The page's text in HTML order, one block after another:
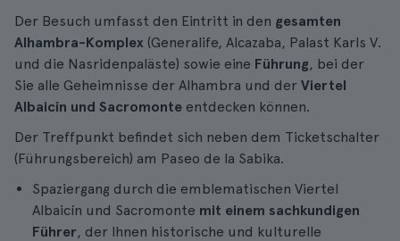
Der Besuch umfasst den Eintritt in den gesamten
Alhambra-Komplex (Generalife, Alcazaba, Palast Karls V.
und die Nasridenpaläste) sowie eine Führung, bei der
Sie alle Geheimnisse der Alhambra und der Viertel
Albaicín und Sacromonte entdecken können.
Der Treffpunkt befindet sich neben dem Ticketschalter
(Führungsbereich) am Paseo de la Sabika.
Spaziergang durch die emblematischen Viertel
Albaicín und Sacromonte mit einem sachkundigen
Führer, der Ihnen historische und kulturelle